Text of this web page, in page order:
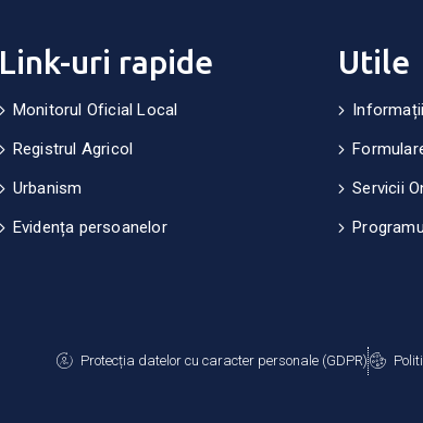
Link-uri rapide
Monitorul Oficial Local
Registrul Agricol
Urbanism
Evidența persoanelor
Utile
Servicii
Protecția datelor cu caracter personale (GDPR)